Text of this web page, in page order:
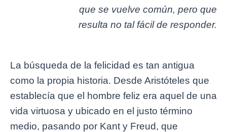
que se vuelve común, pero que
resulta no tal fácil de responder.
La búsqueda de la felicidad es tan antigua
como la propia historia. Desde Aristóteles que
establecía que el hombre feliz era aquel de una
vida virtuosa y ubicado en el justo término
medio, pasando por Kant y Freud, que